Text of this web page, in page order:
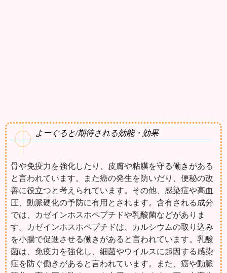
よーぐると/期待される効能・効果
骨や免疫力を強化したり、皮膚や粘膜を守る働きがある
と言われています。また癌の発生を防いだり、便秘の改
善に役立つと考えられています。その他、感染症や高血
圧、動脈硬化の予防に有用とされます。含有される成分
では、カゼインホスホペプチドや乳酸菌などがありま
す。カゼインホスホペプチドは、カルシウムの取り込み
を小腸で促進させる働きがあると言われています。乳酸
菌は、免疫力を強化し、細菌やウイルスに起因する感染
症を防ぐ働きがあると言われています。また、癌や動脈